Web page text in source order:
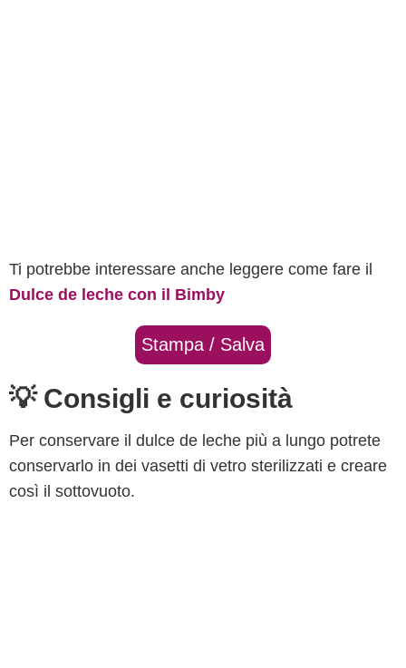
Ti potrebbe interessare anche leggere come fare il
Dulce de leche con il Bimby
Stampa / Salva
💡 Consigli e curiosità
Per conservare il dulce de leche più a lungo potrete
conservarlo in dei vasetti di vetro sterilizzati e creare
così il sottovuoto.